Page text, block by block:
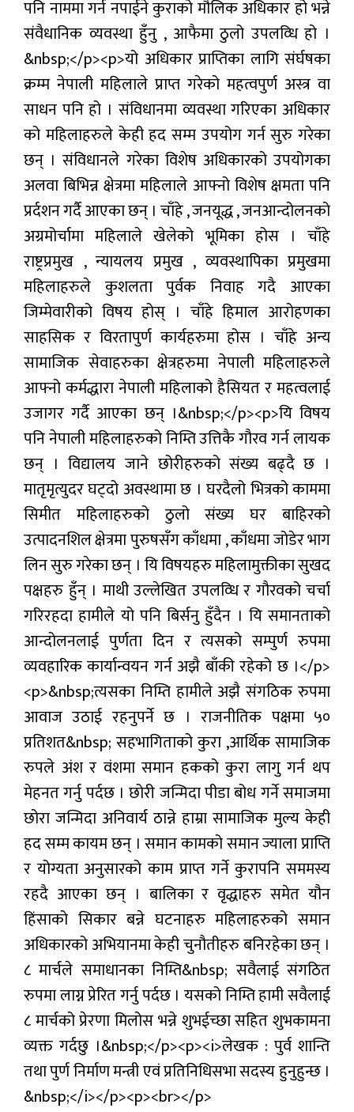
पनि नाममा गर्न नपाईने कुराको मौलिक अधिकार हो भन्ने
संवैधानिक व्यवस्था हुँनु , आफैमा ठुलो उपलव्धि हो ।
&nbsp;</p><p>यो अधिकार प्राप्तिका लागि संर्घषका
क्रम्म नेपाली महिलाले प्राप्त गरेको महत्वपुर्ण अस्त्र वा
साधन पनि हो । संविधानमा व्यवस्था गरिएका अधिकार
को महिलाहरुले केही हद सम्म उपयोग गर्न सुरु गरेका
छन् । संविधानले गरेका विशेष अधिकारको उपयोगका
अलवा बिभिन्न क्षेत्रमा महिलाले आफ्नो विशेष क्षमता पनि
प्रर्दशन गर्दै आएका छन् । चाँहे , जनयूद्ध , जनआन्दोलनको
अग्रमोर्चामा महिलाले खेलेको भूमिका होस । चाँहे
राष्ट्रप्रमुख , न्यायलय प्रमुख , व्यवस्थापिका प्रमुखमा
महिलाहरुले कुशलता पुर्वक निवाह गदै आएका
जिम्मेवारीको विषय होस् । चाँहे हिमाल आरोहणका
साहसिक र विरतापुर्ण कार्यहरुमा होस । चाँहे अन्य
सामाजिक सेवाहरुका क्षेत्रहरुमा नेपाली महिलाहरुले
आफ्नो कर्मद्धारा नेपाली महिलाको हैसियत र महत्वलाई
उजागर गर्दै आएका छन् ।&nbsp;</p><p>यि विषय
पनि नेपाली महिलाहरुको निम्ति उत्तिकै गौरव गर्न लायक
छन् । विद्यालय जाने छोरीहरुको संख्य बढ्दै छ ।
मातृमृत्युदर घट्दो अवस्थामा छ । घरदैलो भित्रको काममा
सिमीत महिलाहरुको ठुलो संख्य घर बाहिरको
उत्पादनशिल क्षेत्रमा पुरुषसँग काँधमा , काँधमा जोडेर भाग
लिन सुरु गरेका छन् । यि विषयहरु महिलामुक्तीका सुखद
पक्षहरु हुँन् । माथी उल्लेखित उपलव्धि र गौरवको चर्चा
गरिरहदा हामीले यो पनि बिर्सनु हुँदैन । यि समानताको
आन्दोलनलाई पुर्णता दिन र त्यसको सम्पुर्ण रुपमा
व्यवहारिक कार्यान्वयन गर्न अझै बाँकी रहेको छ ।</p>
<p>&nbsp;त्यसका निम्ति हामीले अझै संगठिक रुपमा
आवाज उठाई रहनुपर्ने छ । राजनीतिक पक्षमा ५०
प्रतिशत&nbsp; सहभागिताको कुरा ,आर्थिक सामाजिक
रुपले अंश र वंशमा समान हकको कुरा लागु गर्न थप
मेहनत गर्नु पर्दछ । छोरी जन्मिदा पीडा बोध गर्ने समाजमा
छोरा जन्मिदा अनिवार्य ठान्ने हाम्रा सामाजिक मुल्य केही
हद सम्म कायम छन् । समान कामको समान ज्याला प्राप्ति
र योग्यता अनुसारको काम प्राप्त गर्ने कुरापनि सममस्य
रहदै आएका छन् । बालिका र वृद्धाहरु समेत यौन
हिंसाको सिकार बन्ने घटनाहरु महिलाहरुको समान
अधिकारको अभियानमा केही चुनौतीहरु बनिरहेका छन् ।
८ मार्चले समाधानका निम्ति&nbsp; सवैलाई संगठित
रुपमा लाग्न प्रेरित गर्नु पर्दछ । यसको निम्ति हामी सवैलाई
८ मार्चको प्रेरणा मिलोस भन्ने शुभईच्छा सहित शुभकामना
व्यक्त गर्दछु ।&nbsp;</p><p><i>लेखक : पुर्व शान्ति
तथा पुर्ण निर्माण मन्त्री एवं प्रतिनिधिसभा सदस्य हुनुहुन्छ ।
&nbsp;</i></p><p><br></p>